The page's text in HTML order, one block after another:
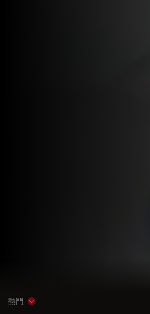
熱門 Show subnavigation